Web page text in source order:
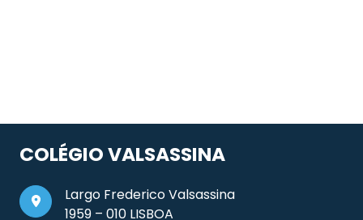
COLÉGIO VALSASSINA
Largo Frederico Valsassina
1959 – 010 LISBOA